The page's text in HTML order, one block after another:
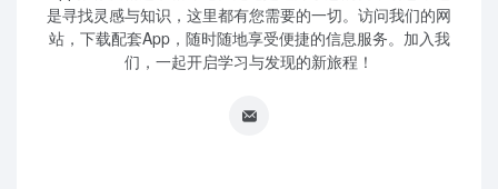
是寻找灵感与知识，这里都有您需要的一切。访问我们的网
站，下载配套App，随时随地享受便捷的信息服务。加入我
们，一起开启学习与发现的新旅程！